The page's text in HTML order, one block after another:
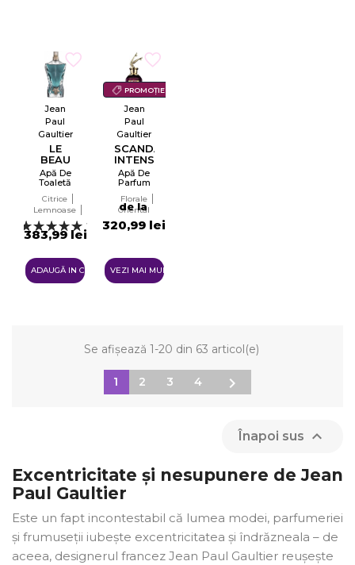
Jean
Paul
Gaultier
LE
BEAU
Apă De
Toaletă
EDT
Citrice
Lemnoase
Ambery
1
383,99 lei
ADAUGĂ IN COŞ
PROMOȚIE
Jean
Paul
Gaultier
SCANDAL
INTENSE
Apă De
Parfum
Femei
EDP
Florale
Oriental
de la
320,99 lei
VEZI MAI MULTE
Se afișează 1-20 din 63 articol(e)
1 2 3 4 
Înapoi sus 
Excentricitate și nesupunere de Jean
Paul Gaultier
Este un fapt incontestabil că lumea modei, parfumeriei
și frumuseții iubește excentricitatea și îndrăzneala – de
aceea, designerul francez Jean Paul Gaultier reușește